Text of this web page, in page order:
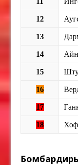
12
13
14
15
16
17
18